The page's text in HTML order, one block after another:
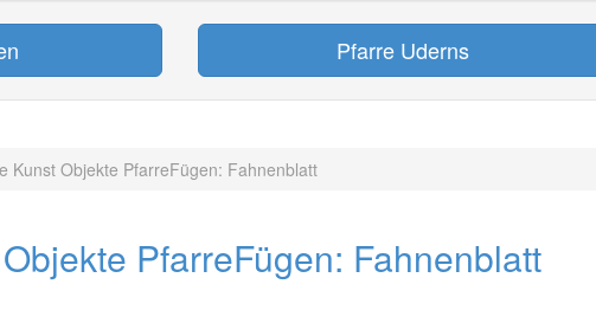
Pfarre Uderns
Kunst Objekte PfarreFügen: Fahnenblatt
PfarreFügen: Fahnenblatt